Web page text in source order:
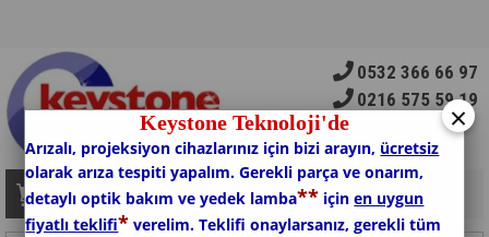
0532 366 66 97
0216 575 59 19
Sepetim 0 Ürün
×
Keystone Teknoloji'de
Arızalı, projeksiyon cihazlarınız için bizi arayın, ücretsiz
olarak arıza tespiti yapalım. Gerekli parça ve onarım,
detaylı optik bakım ve yedek lamba** içinen uygun
fiyatlı teklifi* verelim. Teklifi onaylarsanız, gerekli tüm